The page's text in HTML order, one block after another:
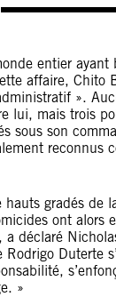
entier ayant
affaire, Chito
».
lui, mais trois
sous son
reconnus
gradés de
ont alors
a déclaré
Rodrigo Duterte
»